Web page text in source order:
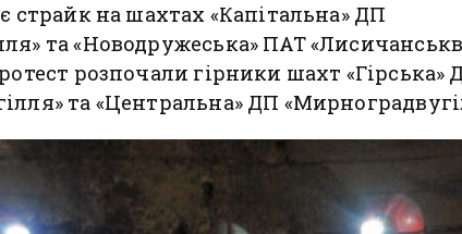
страйк на шахтах «Капітальна» ДП
та «Новодружеська» ПАТ
розпочали гірники шахт «Гірська»
та «Центральна» ДП